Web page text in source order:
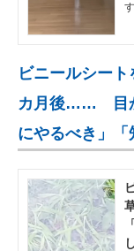
ビニールシー
カ月後…… 目か
にやるべき」「